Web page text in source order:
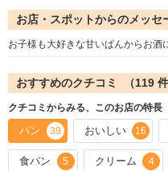
お店・スポットからのメッセ
お子様も大好きな甘いぱんからお
おすすめのクチコミ （119 件
クチコミからみる、このお店の特
パン 39 おいしい 16
食パン 5 クリーム 4